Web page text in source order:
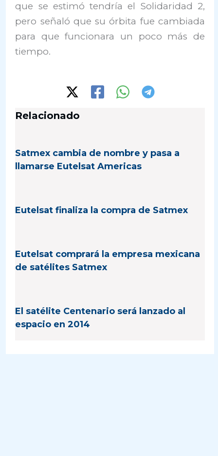
que se estimó tendría el Solidaridad 2,
pero señaló que su órbita fue cambiada
para que funcionara un poco más de
tiempo.
Relacionado
Satmex cambia de nombre y pasa a
llamarse Eutelsat Americas
Eutelsat finaliza la compra de Satmex
Eutelsat comprará la empresa mexicana
de satélites Satmex
El satélite Centenario será lanzado al
espacio en 2014